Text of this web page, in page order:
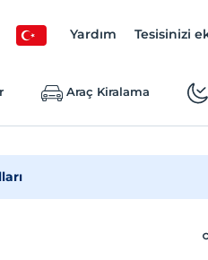
Yardım Tesisinizi
Araç Kiralama